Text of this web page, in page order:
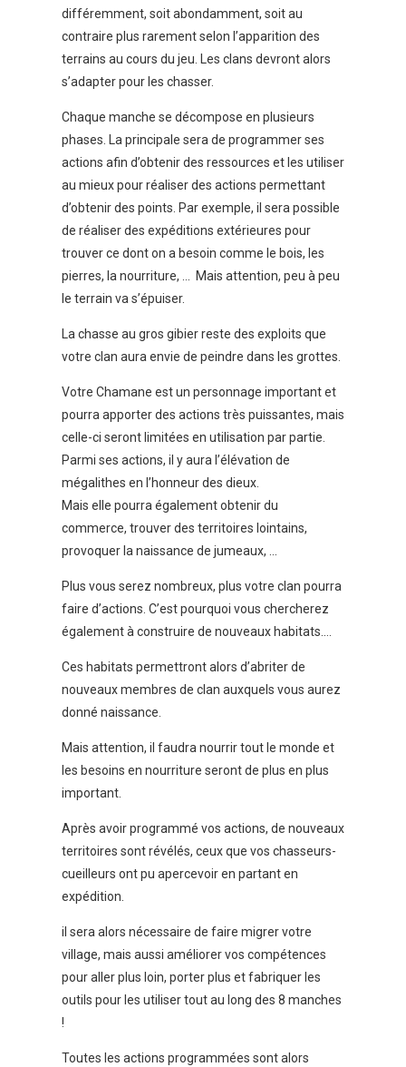
différemment, soit abondamment, soit au
contraire plus rarement selon l’apparition des
terrains au cours du jeu. Les clans devront alors
s’adapter pour les chasser.
Chaque manche se décompose en plusieurs
phases. La principale sera de programmer ses
actions afin d’obtenir des ressources et les utiliser
au mieux pour réaliser des actions permettant
d’obtenir des points. Par exemple, il sera possible
de réaliser des expéditions extérieures pour
trouver ce dont on a besoin comme le bois, les
pierres, la nourriture, … Mais attention, peu à peu
le terrain va s’épuiser.
La chasse au gros gibier reste des exploits que
votre clan aura envie de peindre dans les grottes.
Votre Chamane est un personnage important et
pourra apporter des actions très puissantes, mais
celle-ci seront limitées en utilisation par partie.
Parmi ses actions, il y aura l’élévation de
mégalithes en l’honneur des dieux.
Mais elle pourra également obtenir du
commerce, trouver des territoires lointains,
provoquer la naissance de jumeaux, …
Plus vous serez nombreux, plus votre clan pourra
faire d’actions. C’est pourquoi vous chercherez
également à construire de nouveaux habitats….
Ces habitats permettront alors d’abriter de
nouveaux membres de clan auxquels vous aurez
donné naissance.
Mais attention, il faudra nourrir tout le monde et
les besoins en nourriture seront de plus en plus
important.
Après avoir programmé vos actions, de nouveaux
territoires sont révélés, ceux que vos chasseurs-
cueilleurs ont pu apercevoir en partant en
expédition.
il sera alors nécessaire de faire migrer votre
village, mais aussi améliorer vos compétences
pour aller plus loin, porter plus et fabriquer les
outils pour les utiliser tout au long des 8 manches
!
Toutes les actions programmées sont alors